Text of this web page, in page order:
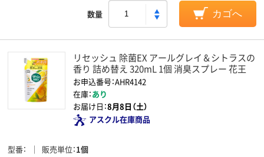
数量 カゴへ
リセッシュ 除菌EX アールグレイ＆シトラスの
香り 詰め替え 320mL 1個 消臭スプレー 花王
お申込番号：AHR4142
在庫：あり
お届け日：8月8日（土）
アスクル在庫商品
型番 販売単位 1個